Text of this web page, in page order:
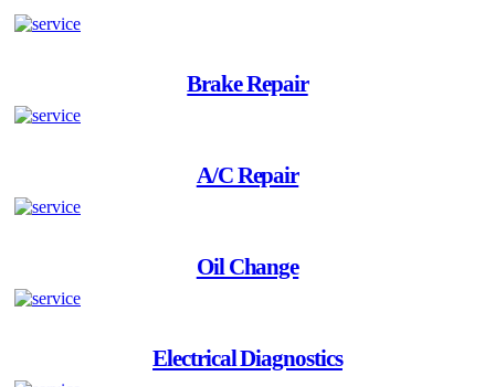
Brake Repair
A/C Repair
Oil Change
Electrical Diagnostics